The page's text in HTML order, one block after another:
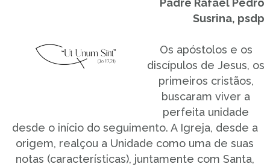
Padre Rafael Pedro
Susrina, psdp
Os apóstolos e os
discípulos de Jesus, os
primeiros cristãos,
buscaram viver a
perfeita unidade
desde o início do seguimento. A Igreja, desde a
origem, realçou a Unidade como uma de suas
notas (características), juntamente com Santa,